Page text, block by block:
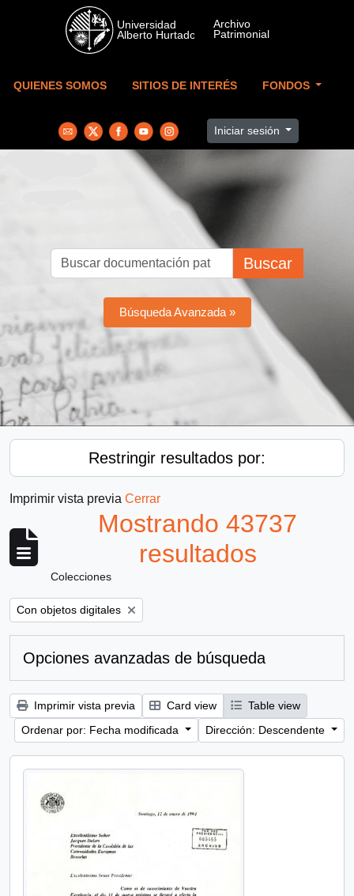
Skip to main content
QUIENES SOMOS SITIOS DE INTERÉS FONDOS
Iniciar sesión
Buscar
Búsqueda Avanzada »
Restringir resultados por:
Imprimir vista previa Cerrar
Mostrando 43737
resultados
Colecciones
Remove filter:
Con objetos digitales
Opciones avanzadas de búsqueda
Imprimir vista previa Card view
Table view
Ordenar por: Fecha modificada
Dirección: Descendente